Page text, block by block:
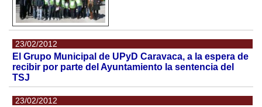
23/02/2012
El Grupo Municipal de UPyD Caravaca, a la espera de
recibir por parte del Ayuntamiento la sentencia del
TSJ
23/02/2012